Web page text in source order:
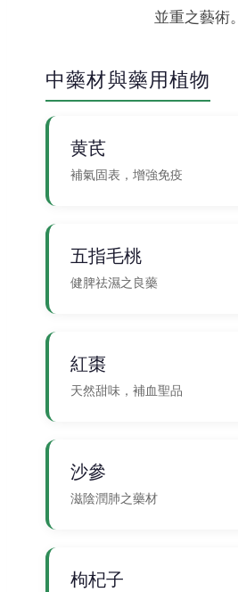
並重之藝術。
中藥材與藥用植物
黄芪
補氣固表，增強免疫
五指毛桃
健脾祛濕之良藥
紅棗
天然甜味，補血聖品
沙參
滋陰潤肺之藥材
枸杞子